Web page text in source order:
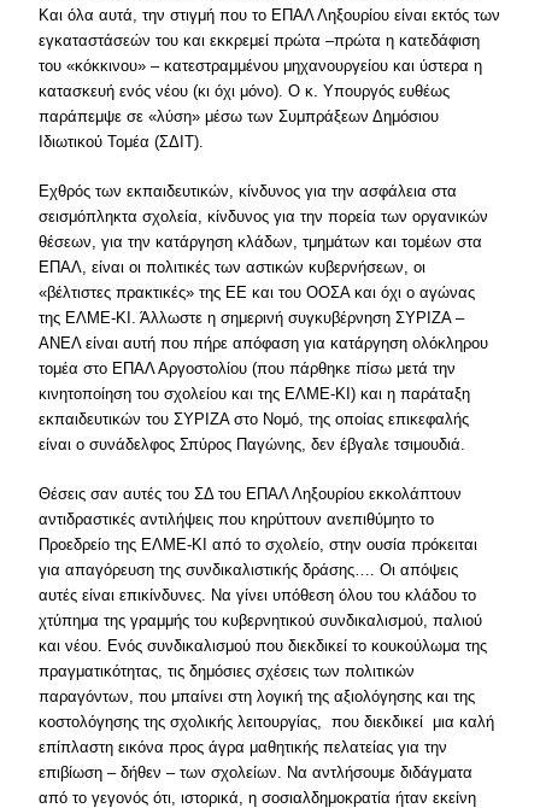
Και όλα αυτά, την στιγμή που το ΕΠΑΛ Ληξουρίου είναι εκτός των
εγκαταστάσεών του και εκκρεμεί πρώτα –πρώτα η κατεδάφιση
του «κόκκινου» – κατεστραμμένου μηχανουργείου και ύστερα η
κατασκευή ενός νέου (κι όχι μόνο). Ο κ. Υπουργός ευθέως
παράπεμψε σε «λύση» μέσω των Συμπράξεων Δημόσιου
Ιδιωτικού Τομέα (ΣΔΙΤ).
Εχθρός των εκπαιδευτικών, κίνδυνος για την ασφάλεια στα
σεισμόπληκτα σχολεία, κίνδυνος για την πορεία των οργανικών
θέσεων, για την κατάργηση κλάδων, τμημάτων και τομέων στα
ΕΠΑΛ, είναι οι πολιτικές των αστικών κυβερνήσεων, οι
«βέλτιστες πρακτικές» της ΕΕ και του ΟΟΣΑ και όχι ο αγώνας
της ΕΛΜΕ-ΚΙ. Άλλωστε η σημερινή συγκυβέρνηση ΣΥΡΙΖΑ –
ΑΝΕΛ είναι αυτή που πήρε απόφαση για κατάργηση ολόκληρου
τομέα στο ΕΠΑΛ Αργοστολίου (που πάρθηκε πίσω μετά την
κινητοποίηση του σχολείου και της ΕΛΜΕ-ΚΙ) και η παράταξη
εκπαιδευτικών του ΣΥΡΙΖΑ στο Νομό, της οποίας επικεφαλής
είναι ο συνάδελφος Σπύρος Παγώνης, δεν έβγαλε τσιμουδιά.
Θέσεις σαν αυτές του ΣΔ του ΕΠΑΛ Ληξουρίου εκκολάπτουν
αντιδραστικές αντιλήψεις που κηρύττουν ανεπιθύμητο το
Προεδρείο της ΕΛΜΕ-ΚΙ από το σχολείο, στην ουσία πρόκειται
για απαγόρευση της συνδικαλιστικής δράσης…. Οι απόψεις
αυτές είναι επικίνδυνες. Να γίνει υπόθεση όλου του κλάδου το
χτύπημα της γραμμής του κυβερνητικού συνδικαλισμού, παλιού
και νέου. Ενός συνδικαλισμού που διεκδικεί το κουκούλωμα της
πραγματικότητας, τις δημόσιες σχέσεις των πολιτικών
παραγόντων, που μπαίνει στη λογική της αξιολόγησης και της
κοστολόγησης της σχολικής λειτουργίας, που διεκδικεί μια καλή
επίπλαστη εικόνα προς άγρα μαθητικής πελατείας για την
επιβίωση – δήθεν – των σχολείων. Να αντλήσουμε διδάγματα
από το γεγονός ότι, ιστορικά, η σοσιαλδημοκρατία ήταν εκείνη